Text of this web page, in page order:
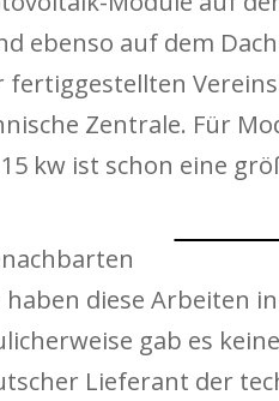
ebenso auf dem
fertiggestellten
Zentrale. Für
kw ist schon eine
diese Arbeiten
gab es
Lieferant der